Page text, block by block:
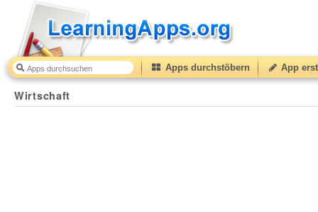
Apps durchstöbern App
Wirtschaft